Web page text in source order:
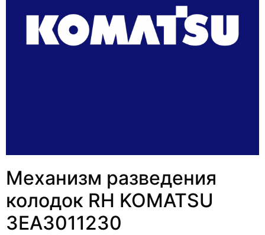
Механизм разведения
колодок RH KOMATSU
3EA3011230